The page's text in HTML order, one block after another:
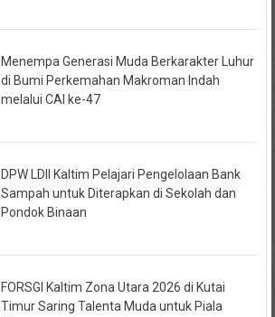
Menempa Generasi Muda Berkarakter Luhur
di Bumi Perkemahan Makroman Indah
melalui CAI ke-47
DPW LDII Kaltim Pelajari Pengelolaan Bank
Sampah untuk Diterapkan di Sekolah dan
Pondok Binaan
FORSGI Kaltim Zona Utara 2026 di Kutai
Timur Saring Talenta Muda untuk Piala